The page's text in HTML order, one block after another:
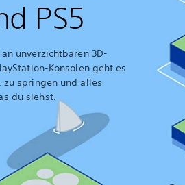
PS5
unverzichtbaren 3D-
Konsolen geht es
zu springen und alles
du siehst.